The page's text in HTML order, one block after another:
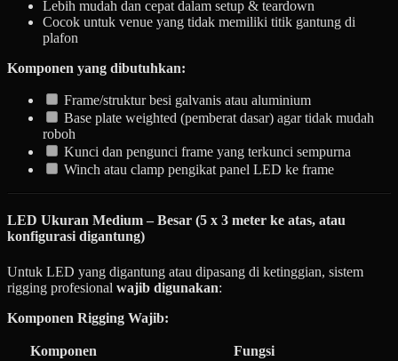
Lebih mudah dan cepat dalam setup & teardown
Cocok untuk venue yang tidak memiliki titik gantung di
plafon
Komponen yang dibutuhkan:
Frame/struktur besi galvanis atau aluminium
Base plate weighted (pemberat dasar) agar tidak mudah
roboh
Kunci dan pengunci frame yang terkunci sempurna
Winch atau clamp pengikat panel LED ke frame
LED Ukuran Medium – Besar (5 x 3 meter ke atas, atau
konfigurasi digantung)
Untuk LED yang digantung atau dipasang di ketinggian, sistem
rigging profesional wajib digunakan:
Komponen Rigging Wajib:
Komponen
Fungsi